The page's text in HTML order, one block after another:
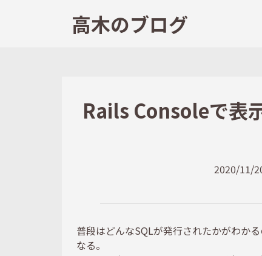
高木のブログ
Rails Consoleで表
2020/11/
普段はどんなSQLが発行されたかがわか
なる。